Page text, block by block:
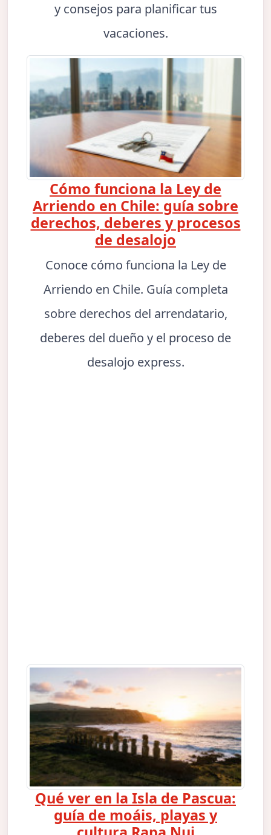
y consejos para planificar tus
vacaciones.
Cómo funciona la Ley de
Arriendo en Chile: guía sobre
derechos, deberes y procesos
de desalojo
Conoce cómo funciona la Ley de
Arriendo en Chile. Guía completa
sobre derechos del arrendatario,
deberes del dueño y el proceso de
desalojo express.
Qué ver en la Isla de Pascua:
guía de moáis, playas y